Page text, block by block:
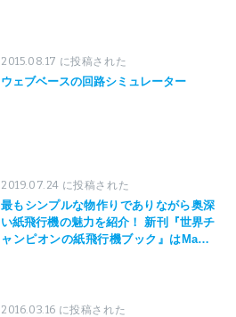
2015.08.17 に投稿された
ウェブベースの回路シミュレーター
2019.07.24 に投稿された
最もシンプルな物作りでありながら奥深
い紙飛行機の魅力を紹介！ 新刊『世界チ
ャンピオンの紙飛行機ブック』はMaker
2016.03.16 に投稿された